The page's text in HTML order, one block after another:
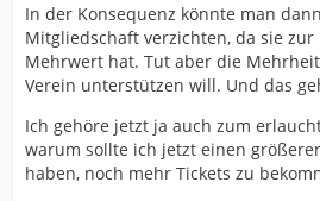
In der Konsequenz könnte man
Mitgliedschaft verzichten, da sie zur
Mehrwert hat. Tut aber die
Verein unterstützen will. Und das
Ich gehöre jetzt ja auch zum
warum sollte ich jetzt einen
haben, noch mehr Tickets zu